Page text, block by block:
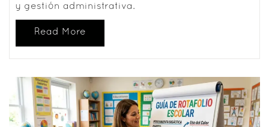
y gestión administrativa.
Read More